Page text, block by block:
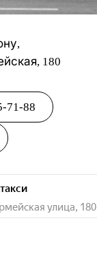
180
71-88
улица, 180